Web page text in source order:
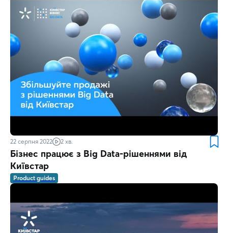
22 серпня 2022 2 хв.
Бізнес працює з Big Data-рішеннями від
Київстар
Product guides